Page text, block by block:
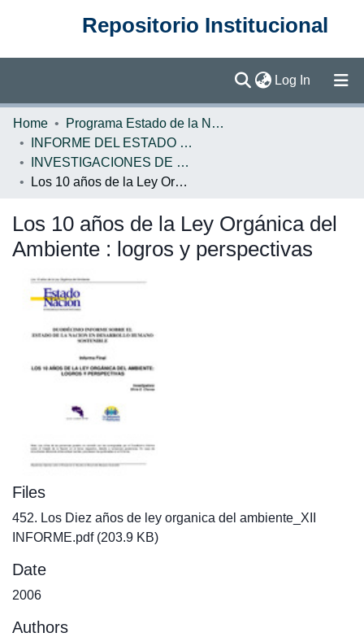
Repositorio Institucional
Log In (current)
Communities & Collections
Statistics
Home
Programa Estado de la Nación (PEN)
INFORME DEL ESTADO DE LA NACION
INVESTIGACIONES DE BASE EN
Los 10 años de la Ley Orgánica del Ambiente : logros y perspectivas
Los 10 años de la Ley Orgánica del
Ambiente : logros y perspectivas
Files
452. Los Diez años de ley organica del ambiente_XII
INFORME.pdf(203.9 KB)
Date
2006
Authors